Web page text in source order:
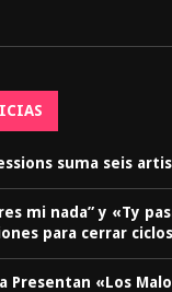
suma seis
mi nada” y «Ty
para cerrar ciclos
Presentan «Los